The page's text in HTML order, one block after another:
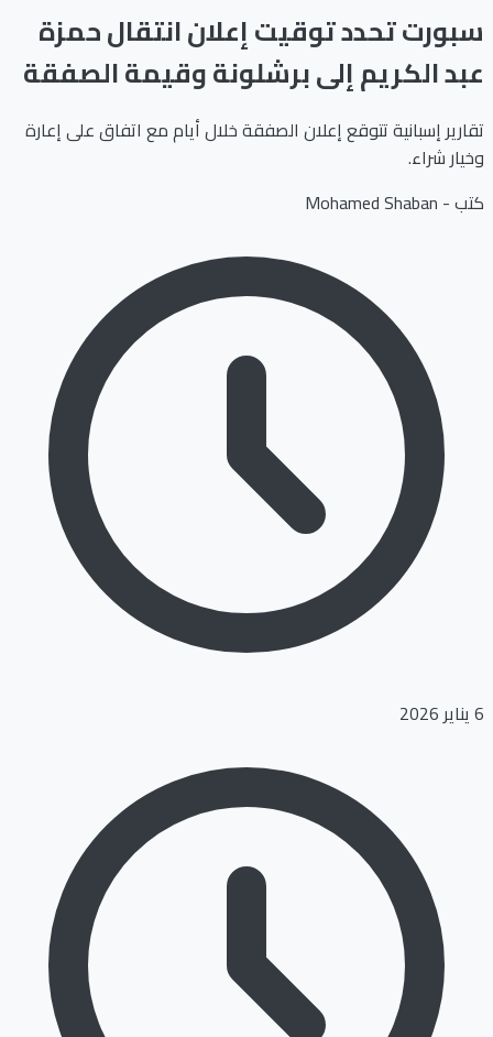
سبورت تحدد توقيت إعلان انتقال حمزة
عبد الكريم إلى برشلونة وقيمة الصفقة
تقارير إسبانية تتوقع إعلان الصفقة خلال أيام مع اتفاق على إعارة
وخيار شراء.
كتب - Mohamed Shaban
6 يناير 2026